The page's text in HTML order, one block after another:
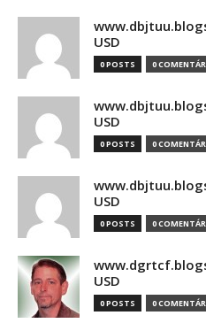
USD
0 POSTS 0
USD
0 POSTS 0
USD
0 POSTS 0
USD
0 POSTS 0